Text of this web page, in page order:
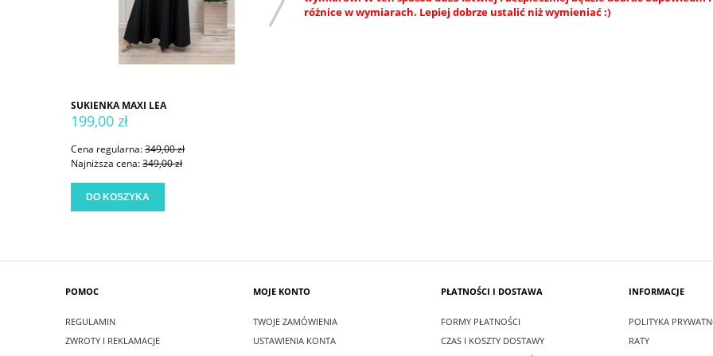
SUKIENKA MAXI LEA
199,00 zł
Cena regularna:349,00 zł
Najniższa cena:349,00 zł
DO KOSZYKA
różnice w wymiarach. Lepiej dobrze ustalić niż wymieniać :)
POMOC
REGULAMIN
ZWROTY I REKLAMACJE
MOJE KONTO
TWOJE ZAMÓWIENIA
USTAWIENIA KONTA
PŁATNOŚCI I DOSTAWA
FORMY PŁATNOŚCI
CZAS I KOSZTY DOSTAWY
INFORMACJE
POLITYKA
RATY